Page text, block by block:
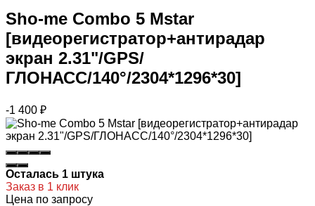
Sho-me Combo 5 Mstar
[видеорегистратор+антирадар
экран 2.31"/GPS/
ГЛОНАСС/140°/2304*1296*30]
-1 400 ₽
Осталась 1 штука
Заказ в 1 клик
Цена по запросу